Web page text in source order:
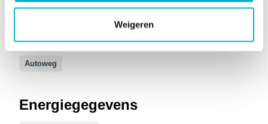
Weigeren
Scholen
Autoweg
Energiegegevens